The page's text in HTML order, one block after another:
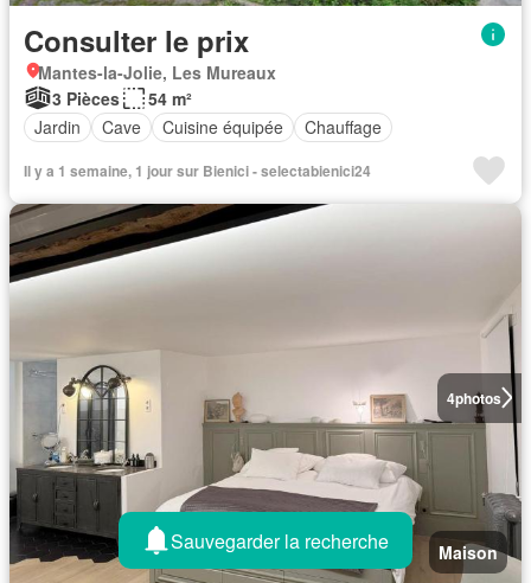
Consulter le prix
Mantes-la-Jolie, Les Mureaux
3 Pièces
54 m²
Jardin
Cave Cuisine équipée Chauffage
Il y a 1 semaine, 1 jour sur Bienici - selectabienici24
4photos
Maison
Sauvegarder la recherche